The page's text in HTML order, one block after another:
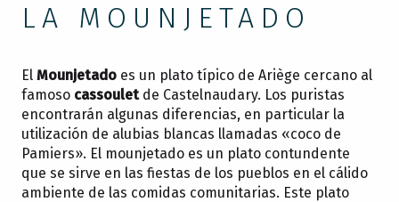
LA MOUNJETADO
El Mounjetado es un plato típico de Ariège cercano al
famoso cassouletde Castelnaudary. Los puristas
encontrarán algunas diferencias, en particular la
utilización de alubias blancas llamadas «coco de
Pamiers». El mounjetado es un plato contundente
que se sirve en las fiestas de los pueblos en el cálido
ambiente de las comidas comunitarias. Este plato